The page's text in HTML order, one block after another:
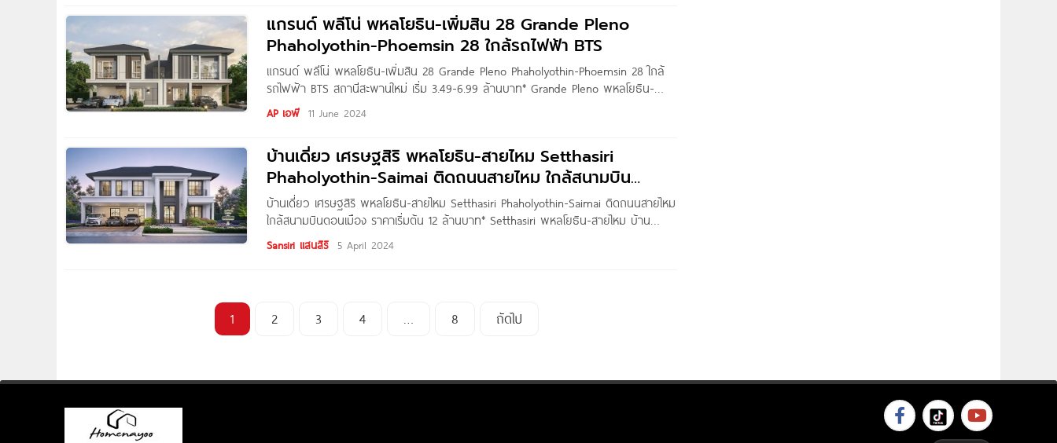
ครัน อาทิ ตลาดออเงิน, ตลาดวงศกร
แกรนด์ พลีโน่ พหลโยธิน-เพิ่มสิน 28 Grande Pleno
Phaholyothin-Phoemsin 28 ใกล้รถไฟฟ้า BTS
แกรนด์ พลีโน่ พหลโยธิน-เพิ่มสิน 28 Grande Pleno Phaholyothin-Phoemsin 28 ใกล้
รถไฟฟ้า BTS สถานีสะพานใหม่ เริ่ม 3.49-6.99 ล้านบาท* Grande Pleno พหลโยธิน-
เพิ่มสิน 28 ทาวน์โฮมและบ้านหรูโครงการใหม่จาก AP โครงการตั้งอยู่บนถนนเพิ่มสิน แขวง
คลองถนน เขตสายไหม กทม. บนทำเลดีที่สุด ติดถนนใหญ่ ใกล้จุดขึ้น-ลง ทางด่วน, สนาม
AP เอพี 11 June 2024
บ้านเดี่ยว เศรษฐสิริ พหลโยธิน-สายไหม Setthasiri
Phaholyothin-Saimai ติดถนนสายไหม ใกล้สนามบิน
ดอนเมือง ราคาเริ่มต้น 12 ล้านบาท*
บ้านเดี่ยว เศรษฐสิริ พหลโยธิน-สายไหม Setthasiri Phaholyothin-Saimai ติดถนนสายไหม
ใกล้สนามบินดอนเมือง ราคาเริ่มต้น 12 ล้านบาท* Setthasiri พหลโยธิน-สายไหม บ้าน
โครงการใหม่จาก Sansiri โครงการตั้งอยู่บนถนนสายไหม แขวงสายไหม เขตสายไหม กทม.
บนทำเลศักยภาพที่เชื่อมต่อถนนพหลโยธิน ใกล้ทั้งสนามบินดอนเมือง, ดอนเมืองโทลล์เวย์,
Sansiri แสนสิริ 5 April 2024
1 2 3 4 … 8 ถัดไป